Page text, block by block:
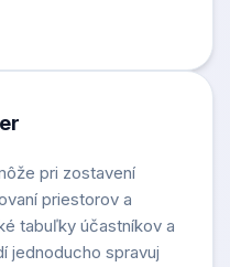
pri zostavení
priestorov a
tabuľky účastníkov a
jednoducho spravuj